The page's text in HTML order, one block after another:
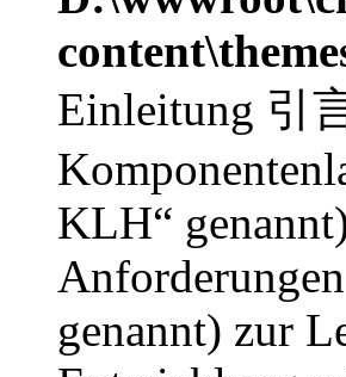
Einleitung 引
KLH“
genannt) zur